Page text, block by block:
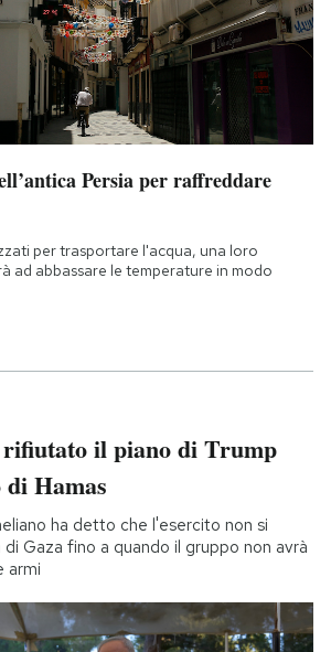
Persia per raffreddare
per trasportare l'acqua, una loro
ad abbassare le temperature in modo
rifiutato il piano di Trump
Hamas
ha detto che l'esercito non si
Gaza fino a quando il gruppo non avrà
armi